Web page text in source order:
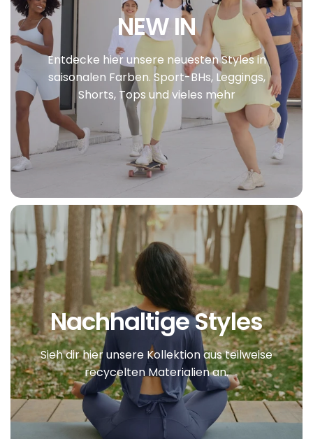
NEW IN
Entdecke hier unsere neuesten Styles in
saisonalen Farben. Sport-BHs, Leggings,
Shorts, Tops und vieles mehr
Nachhaltige Styles
Sieh dir hier unsere Kollektion aus teilweise
recycelten Materialien an.